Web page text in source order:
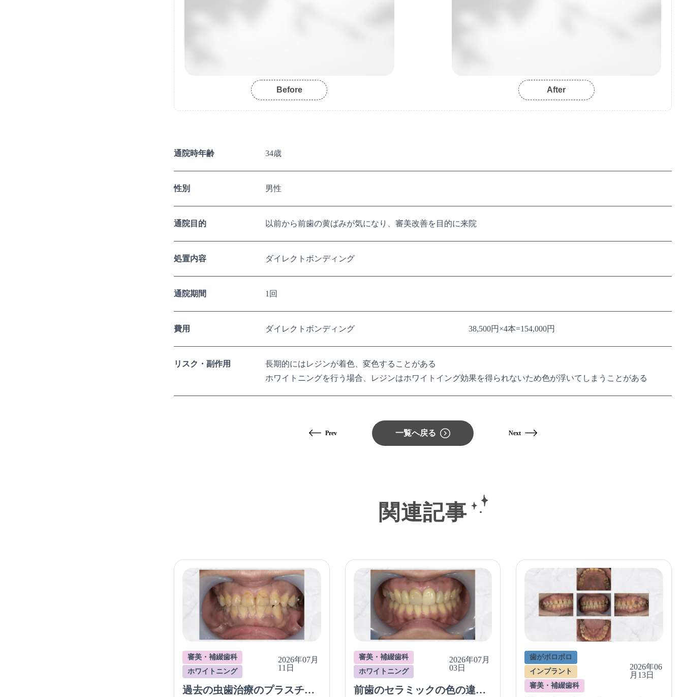
Before After
通院時年齢 34歳
性別 男性
通院目的 以前から前歯の黄ばみが気になり、審美改善を目的に来院
処置内容 ダイレクトボンディング
通院期間 1回
費用 ダイレクトボンディング 38,500円×4本=154,000円
リスク・副作用
長期的にはレジンが着色、変色することがある
ホワイトニングを行う場合、レジンはホワイトイング効果を得られないため色が浮いてしまうことがある
Prev 一覧へ戻る Next
関連記事
審美・補綴歯科
ホワイトニング
2026年07月
11日
過去の虫歯治療のプラスチッ
審美・補綴歯科
ホワイトニング
2026年07月
03日
前歯のセラミックの色の違い
歯がボロボロ
インプラント
審美・補綴歯科
2026年06
月13日